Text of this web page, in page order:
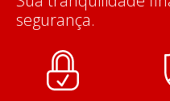
segurança.